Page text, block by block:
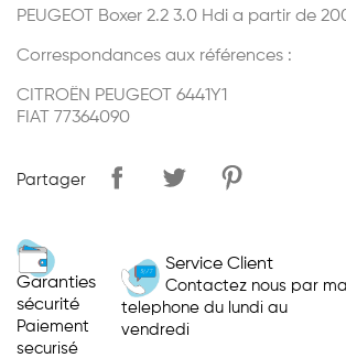
PEUGEOT Boxer 2.2 3.0 Hdi a partir de
Correspondances aux références :
CITROËN PEUGEOT 6441Y1
FIAT 77364090
Partager
Garanties
sécurité
Paiement
securisé
Service Client
Contactez nous par
telephone du lundi au
vendredi